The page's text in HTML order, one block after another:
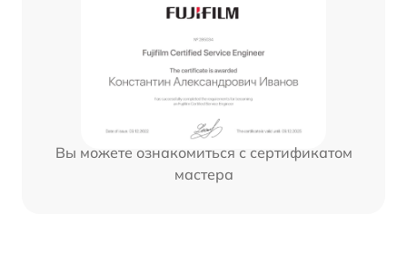
Вы можете ознакомиться с сертификатом
мастера